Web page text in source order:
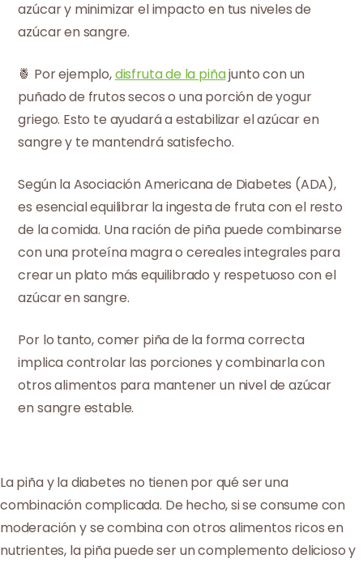
azúcar y minimizar el impacto en tus niveles de
azúcar en sangre.
🍍 Por ejemplo,disfruta de la piñajunto con un
puñado de frutos secos o una porción de yogur
griego. Esto te ayudará a estabilizar el azúcar en
sangre y te mantendrá satisfecho.
Según la Asociación Americana de Diabetes (ADA),
es esencial equilibrar la ingesta de fruta con el resto
de la comida. Una ración de piña puede combinarse
con una proteína magra o cereales integrales para
crear un plato más equilibrado y respetuoso con el
azúcar en sangre.
Por lo tanto, comer piña de la forma correcta
implica controlar las porciones y combinarla con
otros alimentos para mantener un nivel de azúcar
en sangre estable.
La piña y la diabetes no tienen por qué ser una
combinación complicada. De hecho, si se consume con
moderación y se combina con otros alimentos ricos en
nutrientes, la piña puede ser un complemento delicioso y